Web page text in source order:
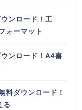
ンロード！工
ォーマット
ンロード！A4書
料ダウンロード！
る